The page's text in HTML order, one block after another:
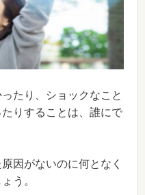
たり、ショックなこと
りすることは、誰にで
因がないのに何となく
う。